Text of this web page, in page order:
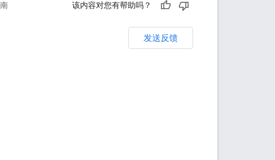
该内容对您有帮助吗？
发送反馈